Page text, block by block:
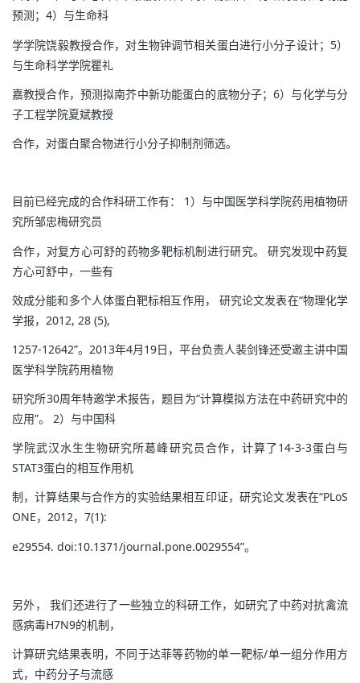
预测；4）与生命科
学学院饶毅教授合作，对生物钟调节相关蛋白进行小分子设计；5）
与生命科学学院瞿礼
嘉教授合作，预测拟南芥中新功能蛋白的底物分子；6）与化学与分
子工程学院夏斌教授
合作，对蛋白聚合物进行小分子抑制剂筛选。
目前已经完成的合作科研工作有： 1）与中国医学科学院药用植物研
究所邹忠梅研究员
合作，对复方心可舒的药物多靶标机制进行研究。 研究发现中药复
方心可舒中，一些有
效成分能和多个人体蛋白靶标相互作用， 研究论文发表在“物理化学
学报，2012, 28 (5),
1257-12642”。2013年4月19日，平台负责人裴剑锋还受邀主讲中国
医学科学院药用植物
研究所30周年特邀学术报告，题目为“计算模拟方法在中药研究中的
应用”。 2）与中国科
学院武汉水生生物研究所葛峰研究员合作，计算了14-3-3蛋白与
STAT3蛋白的相互作用机
制，计算结果与合作方的实验结果相互印证，研究论文发表在“PLoS
ONE，2012，7(1):
e29554. doi:10.1371/journal.pone.0029554”。
另外， 我们还进行了一些独立的科研工作，如研究了中药对抗禽流
感病毒H7N9的机制，
计算研究结果表明，不同于达菲等药物的单一靶标/单一组分作用方
式，中药分子与流感